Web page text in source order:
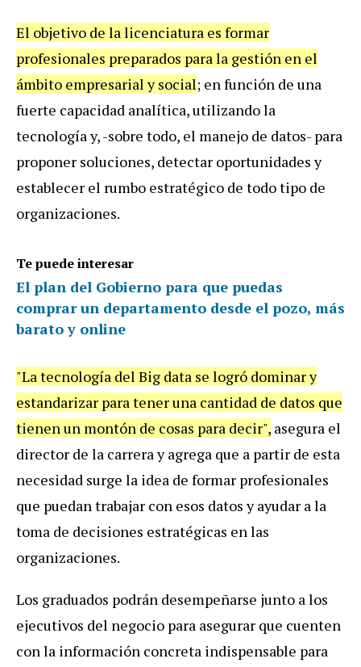
El objetivo de la licenciatura es formar
profesionales preparados para la gestión en el
ámbito empresarial y social; en función de una
fuerte capacidad analítica, utilizando la
tecnología y, -sobre todo, el manejo de datos- para
proponer soluciones, detectar oportunidades y
establecer el rumbo estratégico de todo tipo de
organizaciones.
Te puede interesar
El plan del Gobierno para que puedas
comprar un departamento desde el pozo, más
barato y online
"La tecnología del Big data se logró dominar y
estandarizar para tener una cantidad de datos que
tienen un montón de cosas para decir", asegura el
director de la carrera y agrega que a partir de esta
necesidad surge la idea de formar profesionales
que puedan trabajar con esos datos y ayudar a la
toma de decisiones estratégicas en las
organizaciones.
Los graduados podrán desempeñarse junto a los
ejecutivos del negocio para asegurar que cuenten
con la información concreta indispensable para